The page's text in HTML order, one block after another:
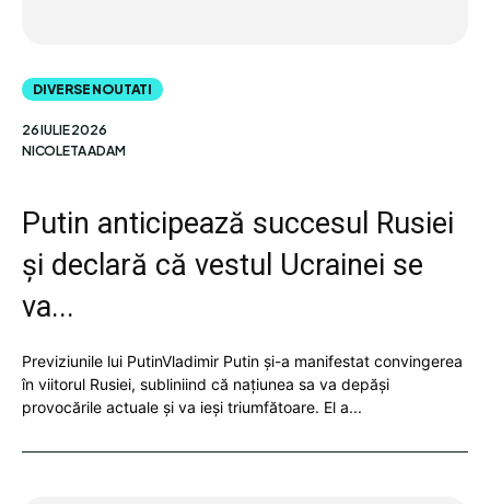
DIVERSE NOUTATI
26 IULIE 2026
NICOLETA ADAM
Putin anticipează succesul Rusiei
și declară că vestul Ucrainei se
va...
Previziunile lui PutinVladimir Putin și-a manifestat convingerea
în viitorul Rusiei, subliniind că națiunea sa va depăși
provocările actuale și va ieși triumfătoare. El a...